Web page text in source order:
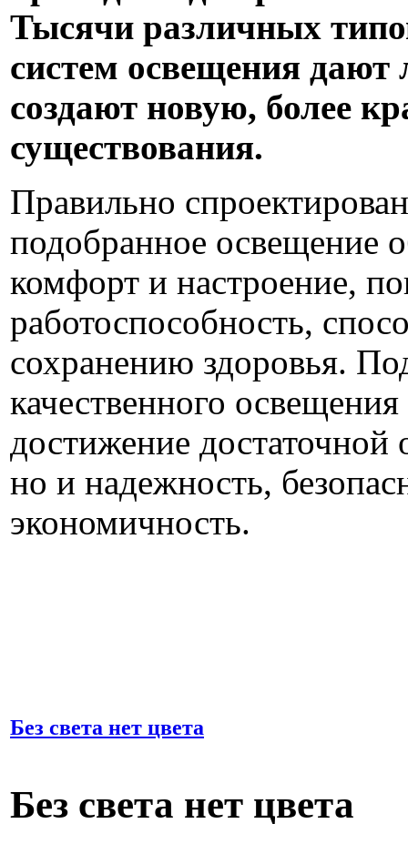
Тысячи различных
систем освещения дают
создают новую, более
существования.
Правильно
подобранное освещение
комфорт и настроение,
работоспособность,
сохранению здоровья.
качественного
достижение достаточной
но и надежность,
экономичность.
Без света нет цвета
Без света нет цвета